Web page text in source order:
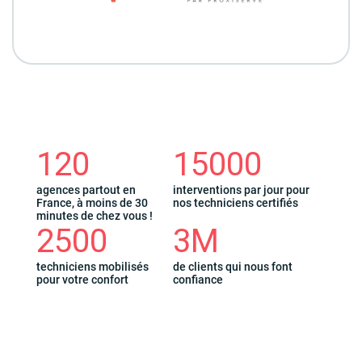
120
agences partout en
France, à moins de 30
minutes de chez vous !
15000
interventions par jour pour
nos techniciens certifiés
2500
techniciens mobilisés
pour votre confort
3M
de clients qui nous font
confiance